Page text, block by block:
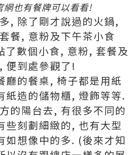
網也有餐牌可以看看!
, 除了剛才說過的火鍋,
餐, 意粉及下午茶小食
了數個小食, 意粉, 套餐及
便到處參觀了!
廳的餐桌, 椅子都是用紙
紙造的儲物櫃, 燈飾等等.
的陽台去, 有很多不同的
些刻劃細緻的, 也有大型
如想像中的多. (後來才知